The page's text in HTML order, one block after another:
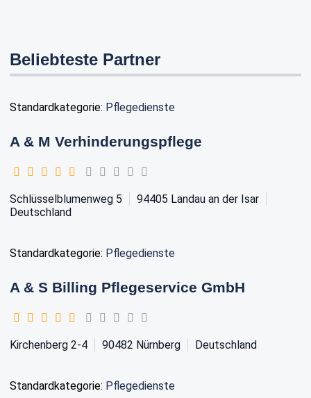
Beliebteste Partner
Standardkategorie: Pflegedienste
A & M Verhinderungspflege
Schlüsselblumenweg 5 94405 Landau an der Isar
Deutschland
Standardkategorie: Pflegedienste
A & S Billing Pflegeservice GmbH
Kirchenberg 2-4 90482 Nürnberg Deutschland
Standardkategorie: Pflegedienste